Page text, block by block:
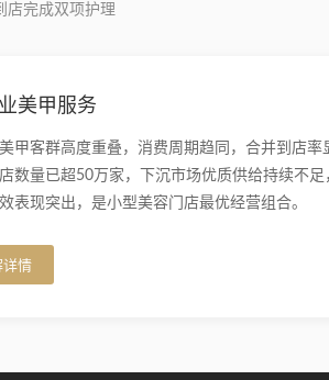
店完成双项护理
美甲服务
甲客群高度重叠，消费周期趋同，合并到店率
数量已超50万家，下沉市场优质供给持续不足
表现突出，是小型美容门店最优经营组合。
详情